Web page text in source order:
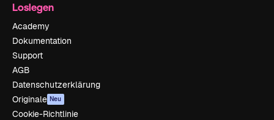
Loslegen
Academy
Dokumentation
Support
AGB
Datenschutzerklärung
Originale Neu
Cookie-Richtlinie